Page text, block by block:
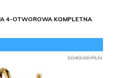
4-OTWOROWA KOMPLETNA
1849,00 PLN